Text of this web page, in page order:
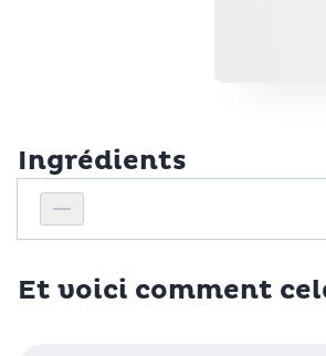
Ingrédients
Réduire le nombre de personnes
Personnes
Et voici comment